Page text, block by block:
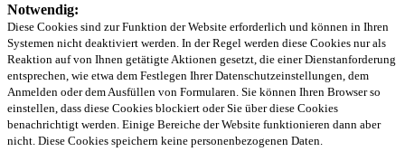
Notwendig:
Diese Cookies sind zur Funktion der Website erforderlich und können in Ihren
Systemen nicht deaktiviert werden. In der Regel werden diese Cookies nur als
Reaktion auf von Ihnen getätigte Aktionen gesetzt, die einer Dienstanforderung
entsprechen, wie etwa dem Festlegen Ihrer Datenschutzeinstellungen, dem
Anmelden oder dem Ausfüllen von Formularen. Sie können Ihren Browser so
einstellen, dass diese Cookies blockiert oder Sie über diese Cookies
benachrichtigt werden. Einige Bereiche der Website funktionieren dann aber
nicht. Diese Cookies speichern keine personenbezogenen Daten.